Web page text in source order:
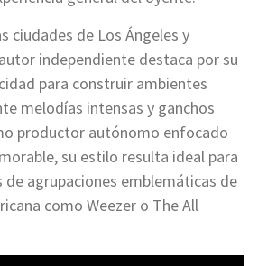
ciudades de Los Ángeles y
independiente destaca por su
para construir ambientes
melodías intensas y ganchos
productor autónomo enfocado
su estilo resulta ideal para
de agrupaciones emblemáticas de
como Weezer o The All